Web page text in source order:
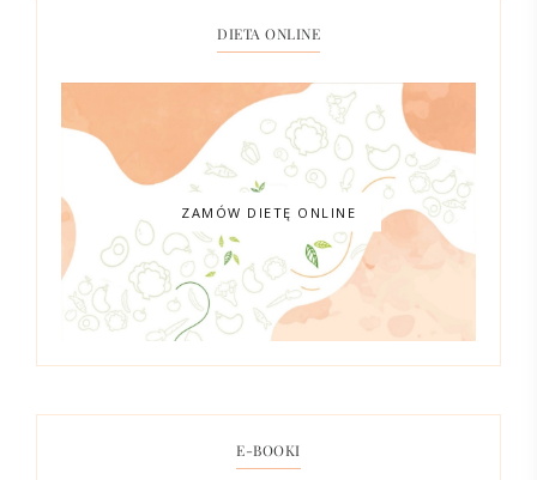
DIETA ONLINE
ZAMÓW DIETĘ ONLINE
E-BOOKI